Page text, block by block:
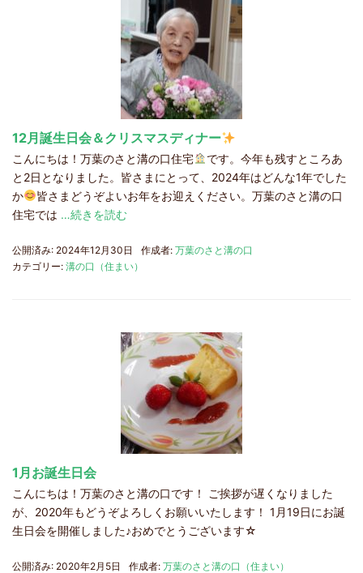
12月誕生日会＆クリスマスディナー
こんにちは！万葉のさと溝の口住宅
です。今年も残すところあ
と2日となりました。皆さまにとって、2024年はどんな1年でした
か
皆さまどうぞよいお年をお迎えください。万葉のさと溝の口
住宅では …続きを読む
公開済み: 2024年12月30日 作成者: 万葉のさと溝の口
カテゴリー: 溝の口（住まい）
1月お誕生日会
こんにちは！万葉のさと溝の口です！ ご挨拶が遅くなりました
が、2020年もどうぞよろしくお願いいたします！ 1月19日にお誕
生日会を開催しました♪おめでとうございます☆
公開済み: 2020年2月5日 作成者: 万葉のさと溝の口（住まい）